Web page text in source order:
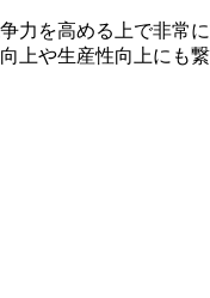
力を高める上で非常
上や生産性向上にも